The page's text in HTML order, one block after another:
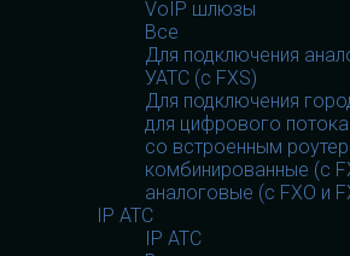
VoIP шлюзы
Все
Для подключения
УАТС (с FXS)
Для подключения
для цифрового
со встроенным
комбинированные (c
аналоговые (с FXO и
IP АТС
IP АТС